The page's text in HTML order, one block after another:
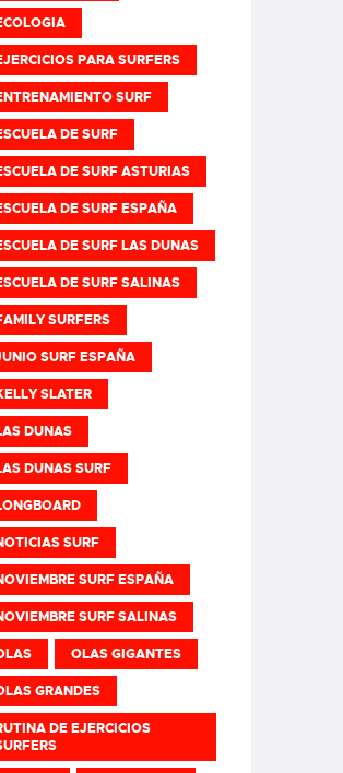
PARA SURFERS
SURF
DE SURF
DE SURF ASTURIAS
DE SURF ESPAÑA
DE SURF LAS DUNAS
DE SURF SALINAS
SURFERS
SURF ESPAÑA
SLATER
DUNAS
DUNAS SURF
SURF
SURF ESPAÑA
SURF SALINAS
OLAS GIGANTES
GRANDES
DE EJERCICIOS